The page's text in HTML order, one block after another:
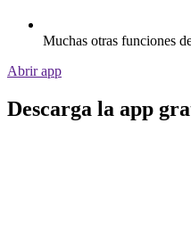
Muchas otras funciones
Abrir app
Descarga la app